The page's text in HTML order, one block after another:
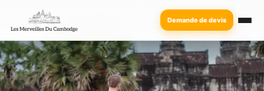
Demande de devis